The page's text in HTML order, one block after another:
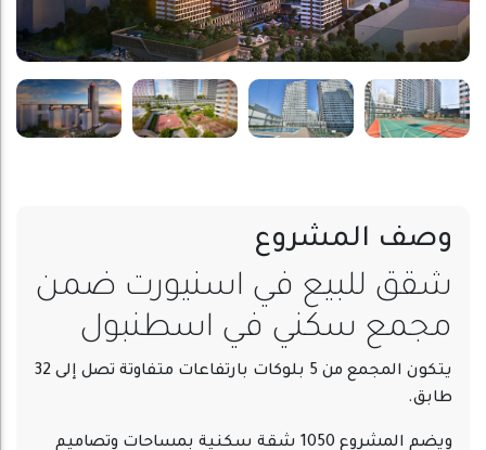
وصف المشروع
شقق للبيع في اسنيورت ضمن
مجمع سكني في اسطنبول
يتكون المجمع من 5 بلوكات بارتفاعات متفاوتة تصل إلى 32
طابق.
ويضم المشروع 1050 شقة سكنية بمساحات وتصاميم